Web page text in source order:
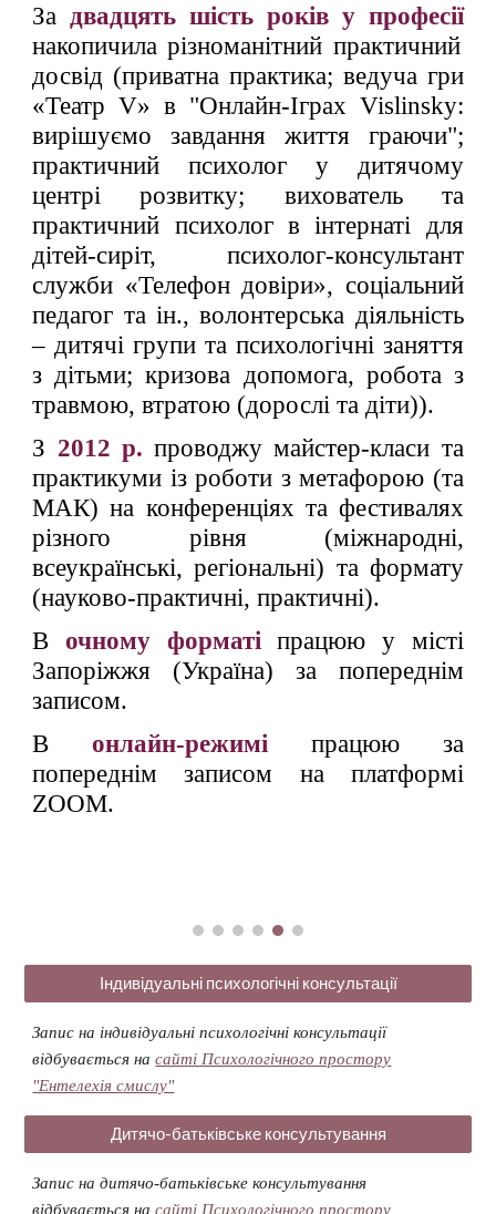
За двадцять шість років у професії
накопичила різноманітний практичний
досвід (приватна практика; ведуча гри
«Театр V» в "Онлайн-Іграх Vislinsky:
вирішуємо завдання життя граючи";
практичний психолог у дитячому
центрі розвитку; вихователь та
практичний психолог в інтернаті для
дітей-сиріт, психолог-консультант
служби «Телефон довіри», соціальний
педагог та ін., волонтерська діяльність
– дитячі групи та психологічні заняття
з дітьми; кризова допомога, робота з
травмою, втратою (дорослі та діти)).
З 2012 р. проводжу майстер-класи та
практикуми із роботи з метафорою (та
МАК) на конференціях та фестивалях
різного рівня (міжнародні,
всеукраїнські, регіональні) та формату
(науково-практичні, практичні).
Вочному форматі працюю у місті
Запоріжжя (Україна) за попереднім
записом.
Вонлайн-режимі працюю за
попереднім записом на платформі
ZOOM.
Індивідуальні психологічні консультації
Запис на індивідуальні психологічні консультації
відбувається насайті Психологічного простору
"Ентелехія смислу"
Дитячо-батьківське консультування
Запис надитячо-батьківське консультування
відбувається насайті Психологічного простору